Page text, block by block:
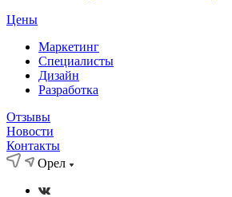
Цены
Маркетинг
Специалисты
Дизайн
Разработка
Отзывы
Новости
Контакты
Орел